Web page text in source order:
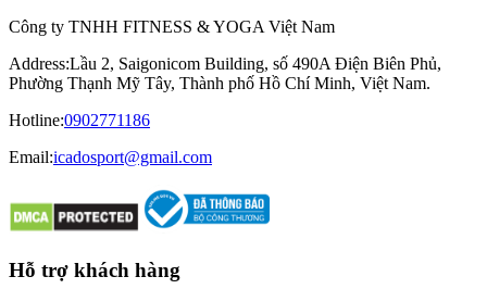
Công ty TNHH FITNESS & YOGA Việt Nam
Address:Lầu 2, Saigonicom Building, số 490A Điện Biên Phủ,
Phường Thạnh Mỹ Tây, Thành phố Hồ Chí Minh, Việt Nam.
Hotline:0902771186
Email:icadosport@gmail.com
Hỗ trợ khách hàng